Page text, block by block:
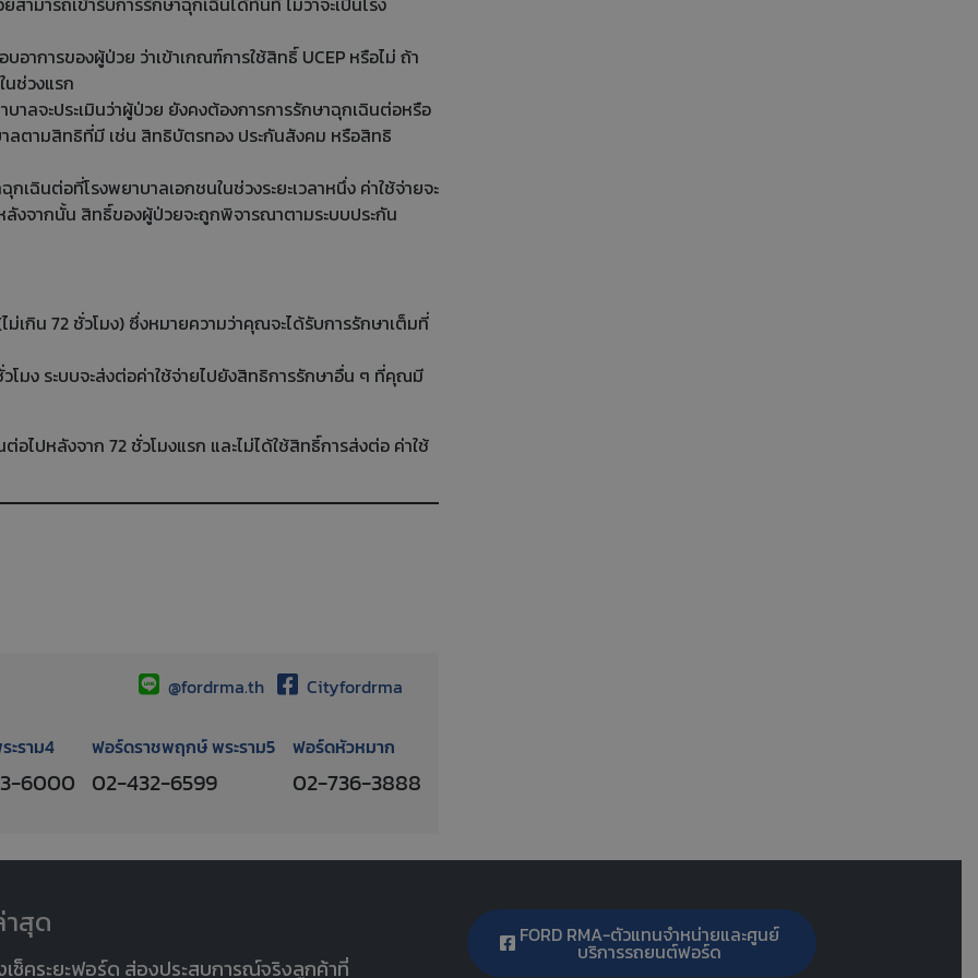
อาการของผู้ป่วย ว่าเข้าเกณฑ์การใช้สิทธิ์ UCEP หรือไม่ ถ้า
นช่วงแรก
าลจะประเมินว่าผู้ป่วย ยังคงต้องการการรักษาฉุกเฉินต่อหรือ
ลตามสิทธิที่มี เช่น สิทธิบัตรทอง ประกันสังคม หรือสิทธิ
ฉินต่อที่โรงพยาบาลเอกชนในช่วงระยะเวลาหนึ่ง ค่าใช้จ่ายจะ
งจากนั้น สิทธิ์ของผู้ป่วยจะถูกพิจารณาตามระบบประกัน
ม่เกิน 72 ชั่วโมง) ซึ่งหมายความว่าคุณจะได้รับการรักษาเต็มที่
โมง ระบบจะส่งต่อค่าใช้จ่ายไปยังสิทธิการรักษาอื่น ๆ ที่คุณมี
ปหลังจาก 72 ชั่วโมงแรก และไม่ได้ใช้สิทธิ์การส่งต่อ ค่าใช้
@fordrma.th Cityfordrma
ะราม4
6000
ฟอร์ดราชพฤกษ์ พระราม5
02-432-6599
ฟอร์ดหัวหมาก
02-736-3888
สุด
เช็คระยะฟอร์ด ส่องประสบการณ์จริงลูกค้าที่
FORD RMA-ตัวแทนจำหน่ายและศูนย์
บริการรถยนต์ฟอร์ด